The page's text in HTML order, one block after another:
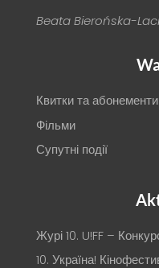
Beata Bierońska-
Квитки та абонементи
Фільми
Супутні події
Журі 10. U!FF –
10. Україна!